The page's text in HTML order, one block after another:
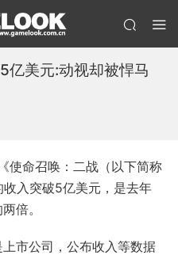
亿美元:动视却被悍马
使命召唤：二战（以下简称
入突破5亿美元，是去年
倍。
市公司，公布收入等数据